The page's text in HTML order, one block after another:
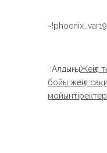
Алдыңғы:Жеңіл
бойы жеңіл